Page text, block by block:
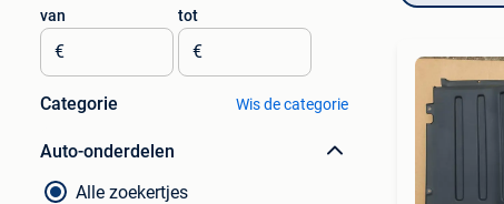
van
€
tot
€
Categorie Wis de categorie
Auto-onderdelen
Alle zoekertjes